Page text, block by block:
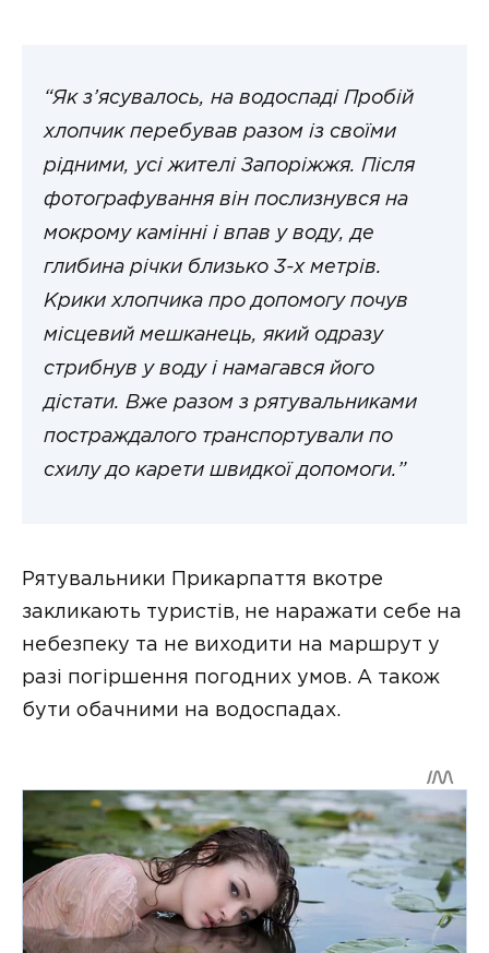
“Як з’ясувалось, на водоспаді Пробій
хлопчик перебував разом із своїми
рідними, усі жителі Запоріжжя. Після
фотографування він послизнувся на
мокрому камінні і впав у воду, де
глибина річки близько 3-х метрів.
Крики хлопчика про допомогу почув
місцевий мешканець, який одразу
стрибнув у воду і намагався його
дістати. Вже разом з рятувальниками
постраждалого транспортували по
схилу до карети швидкої допомоги.”
Рятувальники Прикарпаття вкотре
закликають туристів, не наражати себе на
небезпеку та не виходити на маршрут у
разі погіршення погодних умов. А також
бути обачними на водоспадах.